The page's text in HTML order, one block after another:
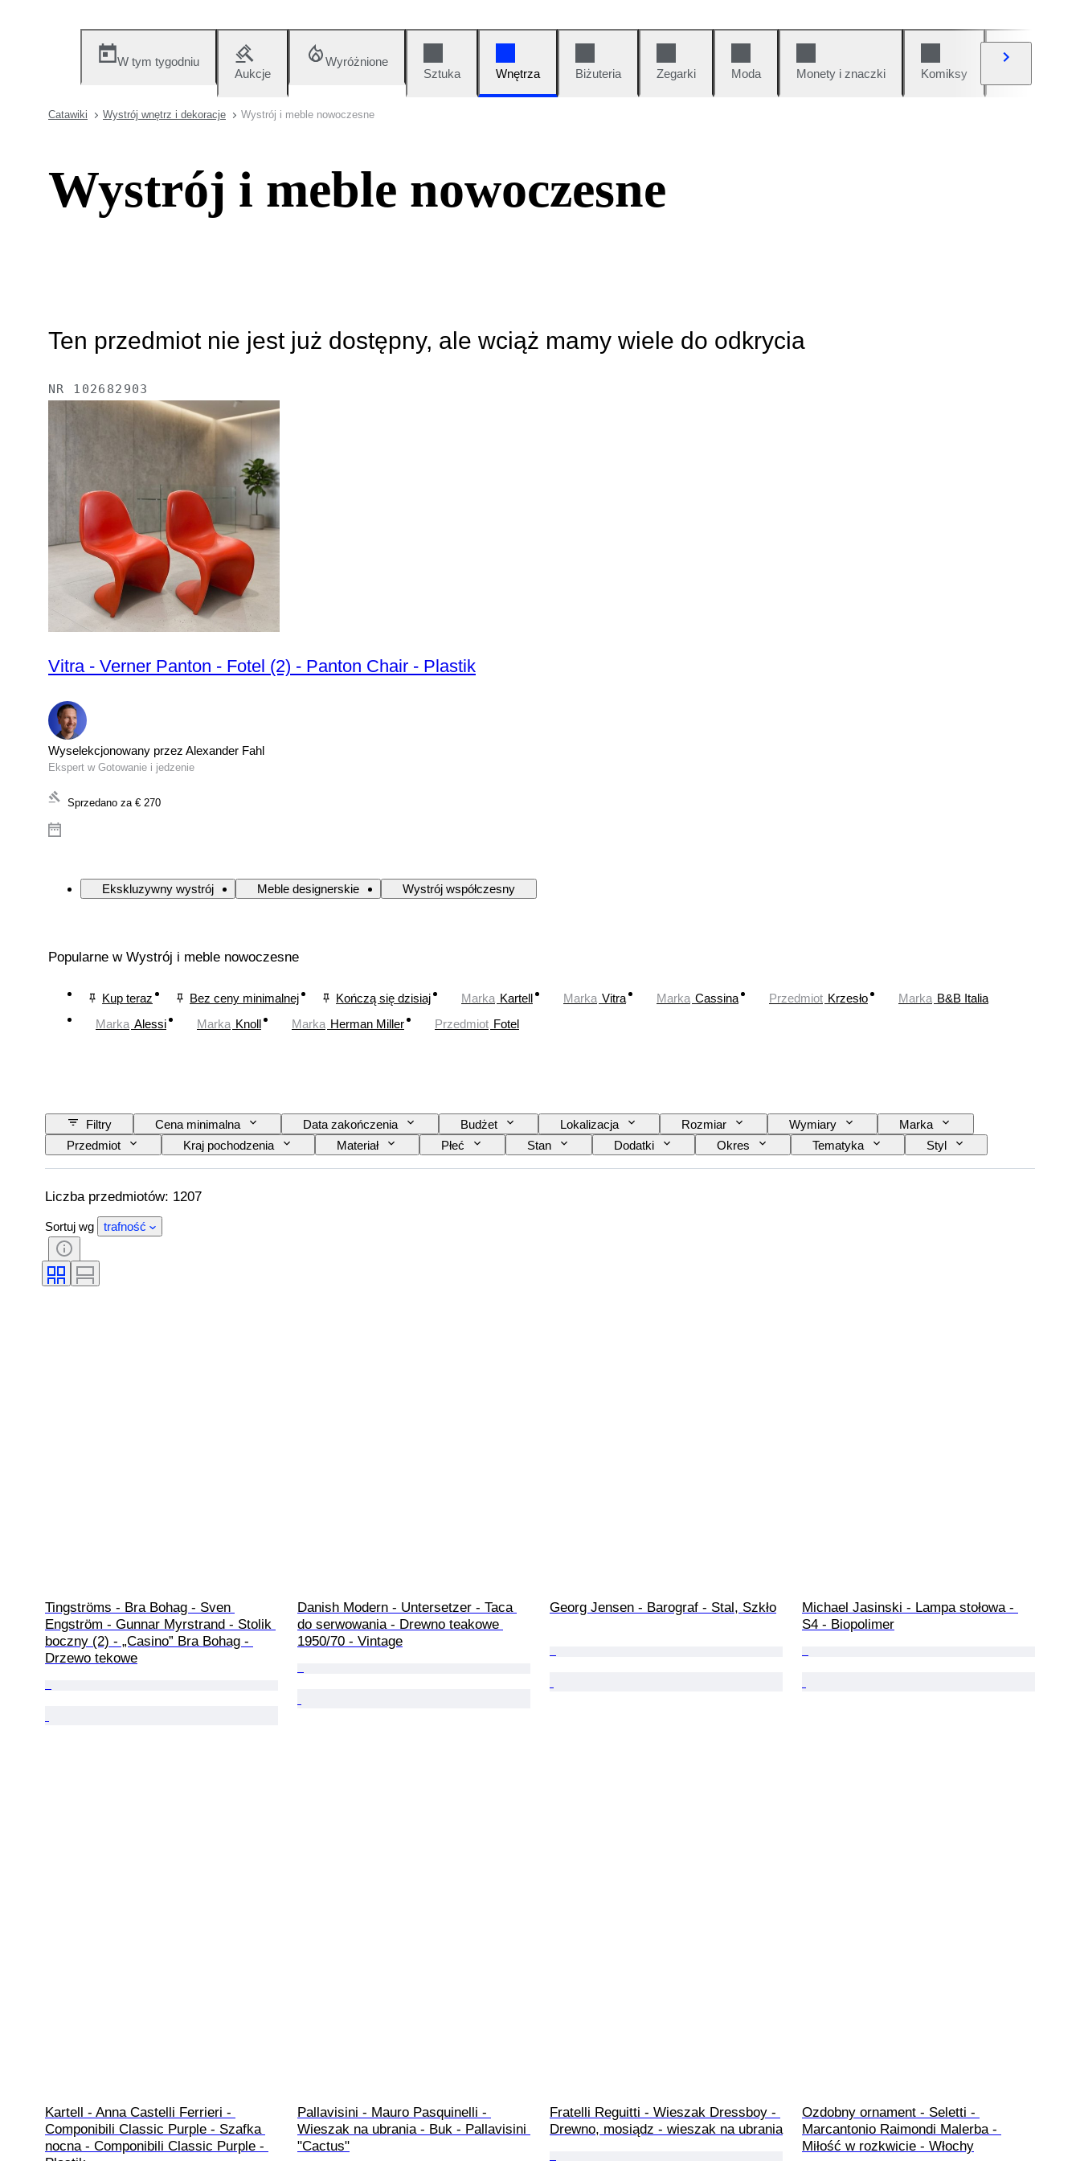
W tym tygodniu
Aukcje
Wyróżnione
Sztuka
Wnętrza Biżuteria Zegarki Moda Monety i znaczki Komiksy
Catawiki Wystrój wnętrz i dekoracje Wystrój i meble nowoczesne
Wystrój i meble nowoczesne
Ten przedmiot nie jest już dostępny, ale wciąż mamy wiele do odkrycia
NR 102682903
Vitra - Verner Panton - Fotel (2) - Panton Chair - Plastik
Wyselekcjonowany przez Alexander Fahl
Ekspert w Gotowanie i jedzenie
Sprzedano za € 270
Ekskluzywny wystrój Meble designerskie Wystrój współczesny
Popularne w Wystrój i meble nowoczesne
Kup teraz Bez ceny minimalnej Kończą się dzisiaj Marka Kartell Marka Vitra Marka Cassina Przedmiot Krzesło Marka B&B Italia
Marka Alessi Marka Knoll Marka Herman Miller Przedmiot Fotel
Filtry Cena minimalna Data zakończenia Budżet Lokalizacja Rozmiar Wymiary
Marka
Przedmiot
Kraj pochodzenia Materiał Płeć Stan Dodatki Okres Tematyka
Styl
Podpis
Wydanie Kolor Mechanizm zegarka Sprzedawane przez Artysta
Rezerwa chodu
Liczba przedmiotów: 1207
Sortuj wg trafność
Tingströms - Bra Bohag - Sven
Engström - Gunnar Myrstrand - Stolik
boczny (2) - „Casino” Bra Bohag -
Drzewo tekowe
Danish Modern - Untersetzer - Taca
do serwowania - Drewno teakowe
1950/70 - Vintage
Georg Jensen - Barograf - Stal, Szkło
Michael Jasinski - Lampa stołowa -
S4 - Biopolimer
Kartell - Anna Castelli Ferrieri -
Componibili Classic Purple - Szafka
nocna - Componibili Classic Purple -
Pallavisini - Mauro Pasquinelli -
Wieszak na ubrania - Buk - Pallavisini
"Cactus"
Fratelli Reguitti - Wieszak Dressboy -
Drewno, mosiądz - wieszak na ubrania
Ozdobny ornament - Seletti -
Marcantonio Raimondi Malerba -
Miłość w rozkwicie - Włochy